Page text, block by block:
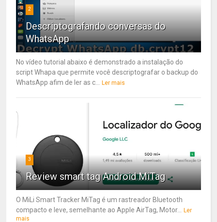
2
Descriptografando conversas do
WhatsApp
No vídeo tutorial abaixo é demonstrado a instalação do
script Whapa que permite você descriptografar o backup do
WhatsApp afim de ler as c...
Ler mais
3
Review smart tag Android MiTag
O MiLi Smart Tracker MiTag é um rastreador Bluetooth
compacto e leve, semelhante ao Apple AirTag, Motor...
Ler
mais